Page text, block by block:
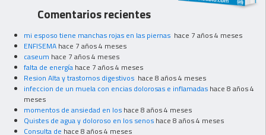
Comentarios recientes
mi esposo tiene manchas rojas en las piernas hace 7 años 4 meses
ENFISEMA hace 7 años 4 meses
caseum hace 7 años 4 meses
falta de energía hace 7 años 4 meses
Resion Alta y trastornos digestivos hace 8 años 4 meses
infeccion de un muela con encias dolorosas e inflamadas hace 8 años 4
meses
momentos de ansiedad en los hace 8 años 4 meses
Quistes de agua y doloroso en los senos hace 8 años 4 meses
Consulta de hace 8 años 4 meses